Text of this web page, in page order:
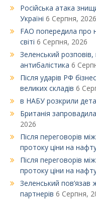
Російська атака
Україні 6 Серпня, 2026
FAO попередила про
світі 6 Серпня, 2026
Зеленський
антибалістика 6
Після ударів РФ
великих складів 6
в НАБУ розкрили
Британія
2026
Після переговорів
протоку ціни на
Після переговорів
протоку ціни на
Зеленський пов’язав
партнерів 6 Серпня,